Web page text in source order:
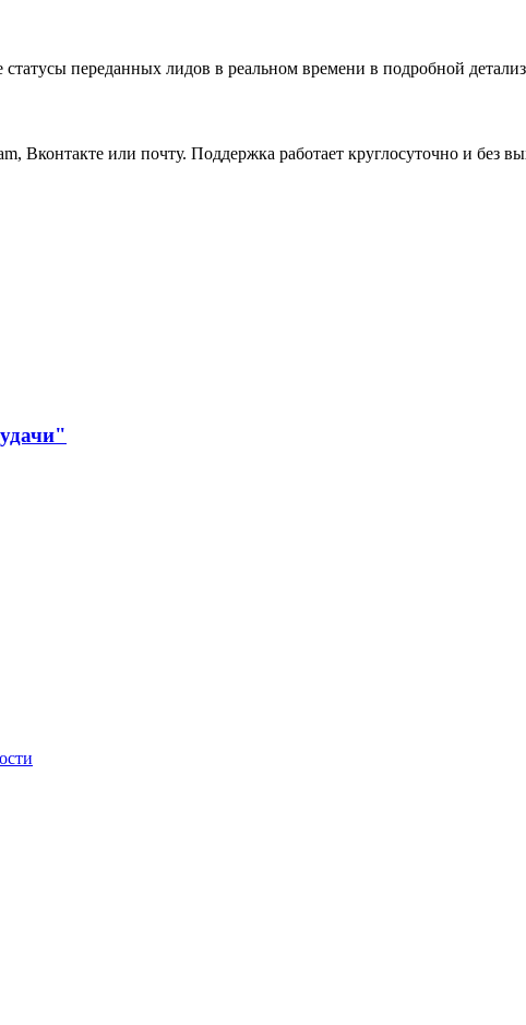
переданных лидов в реальном времени в подробной
Вконтакте или почту. Поддержка работает круглосуточно и без